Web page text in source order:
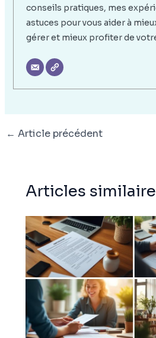
conseils pratiques, mes
astuces pour vous aider à
gérer et mieux profiter de
← Article précédent
Articles